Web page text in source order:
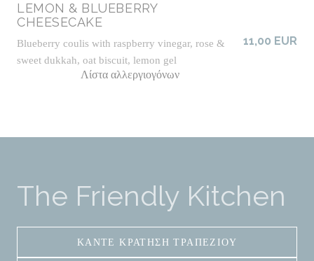
LEMON & BLUEBERRY
CHEESECAKE
Blueberry coulis with raspberry vinegar, rose &
sweet dukkah, oat biscuit, lemon gel
Λίστα αλλεργιογόνων
11,00 EUR
The Friendly Kitchen
ΚΆΝΤΕ ΚΡΆΤΗΣΗ ΤΡΑΠΕΖΙΟΎ